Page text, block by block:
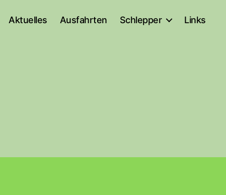
Aktuelles Ausfahrten Schlepper Links